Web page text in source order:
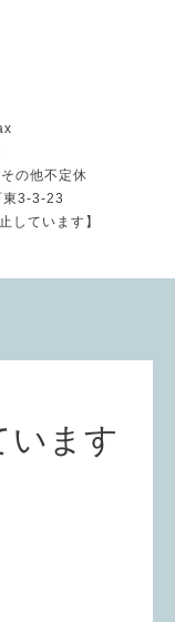
の他不定休
3-3-23
しています】
います